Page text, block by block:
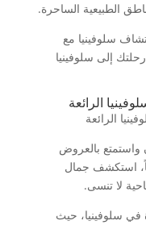
الطبيعية الساحرة.
سلوفينيا مع
إلى سلوفينيا
الرائعة
واستمتع بالعروض
استكشف جمال
لا تنسى.
في سلوفينيا، حيث